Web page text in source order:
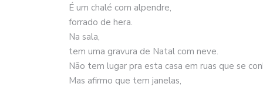
É um chalé com alpendre,
forrado de hera.
Na sala,
tem uma gravura de Natal com neve.
Não tem lugar pra esta casa em ruas que se
Mas afirmo que tem janelas,